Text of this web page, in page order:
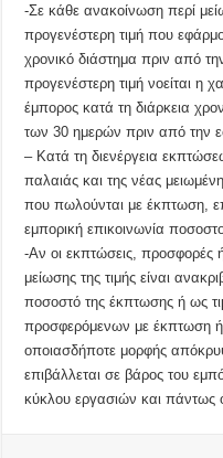
-Σε κάθε ανακοίνωση περί
προγενέστερη τιμή που
χρονικό διάστημα πριν από
προγενέστερη τιμή νοείται η
έμπορος κατά τη διάρκεια
των 30 ημερών πριν από την
– Κατά τη διενέργεια
παλαιάς και της νέας
που πωλούνται με έκπτωση,
εμπορική επικοινωνία
-Αν οι εκπτώσεις, προσφορές
μείωσης της τιμής είναι
ποσοστό της έκπτωσης ή ως
προσφερόμενων με έκπτωση
οποιασδήποτε μορφής
επιβάλλεται σε βάρος του
κύκλου εργασιών και πάντως